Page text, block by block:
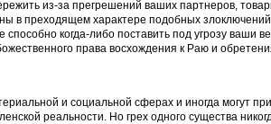
из-за прегрешений ваших партнеров,
в преходящем характере подобных
когда-либо поставить под угрозу ваши
права восхождения к Раю и
и социальной сферах и иногда могут
реальности. Но грех одного существа